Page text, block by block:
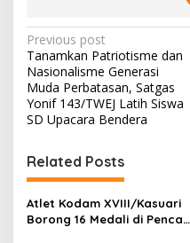
P
o
s
t
a
v
i
Previous post
Tanamkan Patriotisme dan
Nasionalisme Generasi
Muda Perbatasan, Satgas
Yonif 143/TWEJ Latih Siswa
SD Upacara Bendera
Related Posts
Atlet Kodam XVIII/Kasuari
Borong 16 Medali di Pencak